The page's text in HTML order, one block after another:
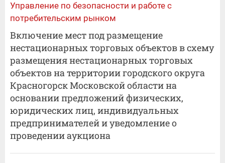
Управление по безопасности и работе с
потребительским рынком
Включение мест под размещение
нестационарных торговых объектов в схему
размещения нестационарных торговых
объектов на территории городского округа
Красногорск Московской области на
основании предложений физических,
юридических лиц, индивидуальных
предпринимателей и уведомление о
проведении аукциона